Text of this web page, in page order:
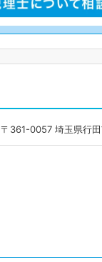
〒361-0057 埼玉県行